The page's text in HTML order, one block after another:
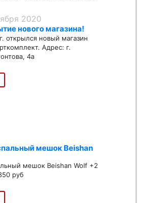
2020
нового магазина!
открылся новый магазин
Адрес: г.
4а
мешок Beishan
мешок Beishan Wolf +2
руб